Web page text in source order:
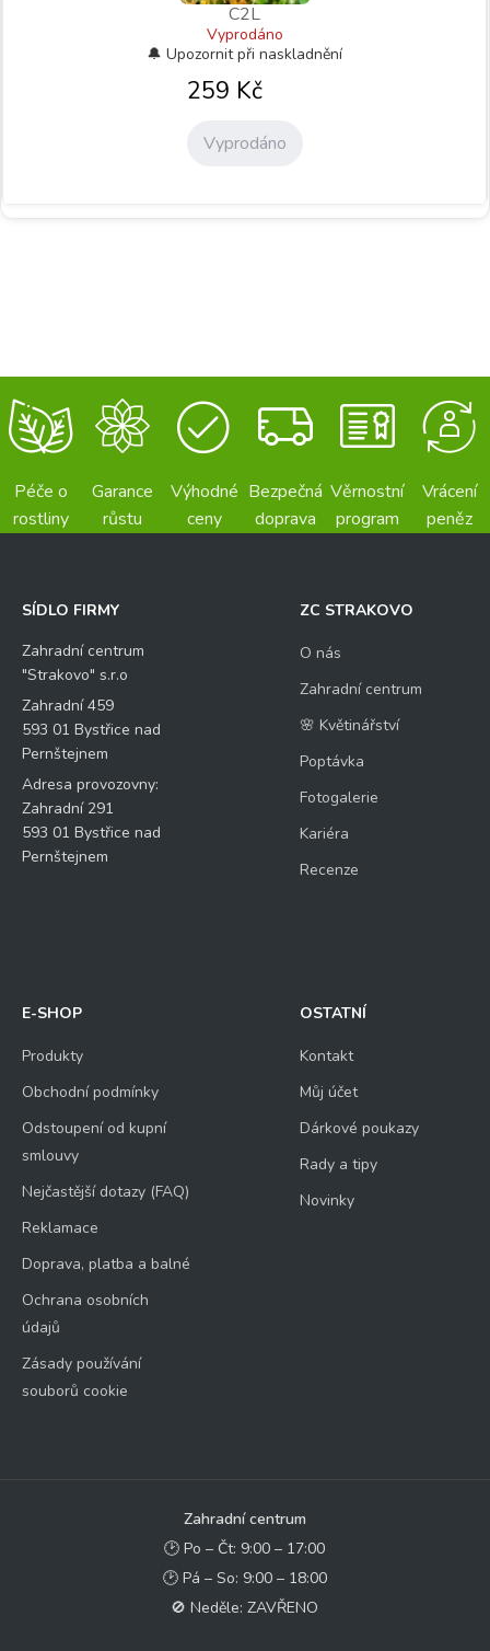
C2L
Vyprodáno
259 Kč
Vyprodáno
Péče o
rostliny
Garance
růstu
Výhodné
ceny
Bezpečná
doprava
Věrnostní
program
Vrácení
peněz
SÍDLO FIRMY
Zahradní centrum
"Strakovo" s.r.o
Zahradní 459
593 01 Bystřice nad
Pernštejnem
Adresa provozovny:
Zahradní 291
593 01 Bystřice nad
Pernštejnem
ZC STRAKOVO
O nás
Zahradní centrum
🌸 Květinářství
Poptávka
Fotogalerie
Kariéra
Recenze
E-SHOP
Produkty
Obchodní podmínky
Odstoupení od kupní
smlouvy
Nejčastější dotazy (FAQ)
Reklamace
Doprava, platba a balné
Ochrana osobních
údajů
Zásady používání
souborů cookie
OSTATNÍ
Kontakt
Můj účet
Dárkové poukazy
Rady a tipy
Novinky
Zahradní centrum
🕑 Po – Čt: 9:00 – 17:00
🕑 Pá – So: 9:00 – 18:00
🚫 Neděle: ZAVŘENO